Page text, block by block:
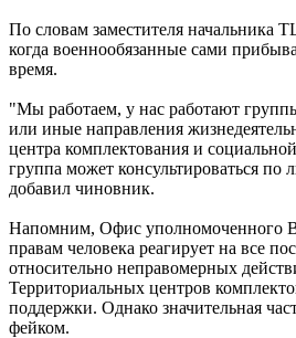
По словам заместителя начальника
когда военнообязанные сами
время.
"Мы работаем, у нас работают
или иные направления
центра комплектования и
группа может консультироваться по
добавил чиновник.
Напомним, Офис уполномоченного
правам человека реагирует на все
относительно неправомерных
Территориальных центров
поддержки. Однако значительная
фейком.